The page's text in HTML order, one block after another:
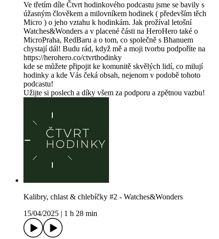
Ve třetím díle Čtvrt hodinkového podcastu jsme se bavily s
úžasným člověkem a milovníkem hodinek ( především těch
Micro ) o jeho vztahu k hodinkám. Jak prožíval letošní
Watches&Wonders a v placené části na HeroHero také o
MicroPraha, RedBaru a o tom, co společně s Bhanuem
chystají dál! Budu rád, když mě a moji tvorbu podpoříte na
https://herohero.co/ctvrthodinky
kde se můžete připojit ke komunitě skvělých lidí, co milují
hodinky a kde Vás čeká obsah, nejenom v podobě tohoto
podcastu!
Užijte si poslech a díky všem za podporu a zpětnou vazbu!
Kalibry, chlast & chlebíčky #2 - Watches&Wonders
15/04/2025
1 h 28 min